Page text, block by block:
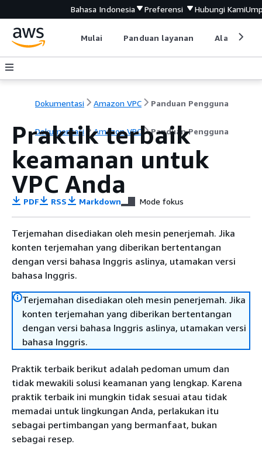
Bahasa Indonesia Preferensi Hubungi Kami
Mulai Panduan layanan Alat
Dokumentasi Amazon VPC Panduan Pengguna
Dokumentasi Amazon VPC Panduan Pengguna
Praktik terbaik
keamanan untuk
VPC Anda
PDF RSS Markdown Mode fokus
Terjemahan disediakan oleh mesin penerjemah. Jika
konten terjemahan yang diberikan bertentangan
dengan versi bahasa Inggris aslinya, utamakan versi
bahasa Inggris.
Terjemahan disediakan oleh mesin penerjemah. Jika
konten terjemahan yang diberikan bertentangan
dengan versi bahasa Inggris aslinya, utamakan versi
bahasa Inggris.
Praktik terbaik berikut adalah pedoman umum dan
tidak mewakili solusi keamanan yang lengkap. Karena
praktik terbaik ini mungkin tidak sesuai atau tidak
memadai untuk lingkungan Anda, perlakukan itu
sebagai pertimbangan yang bermanfaat, bukan
sebagai resep.